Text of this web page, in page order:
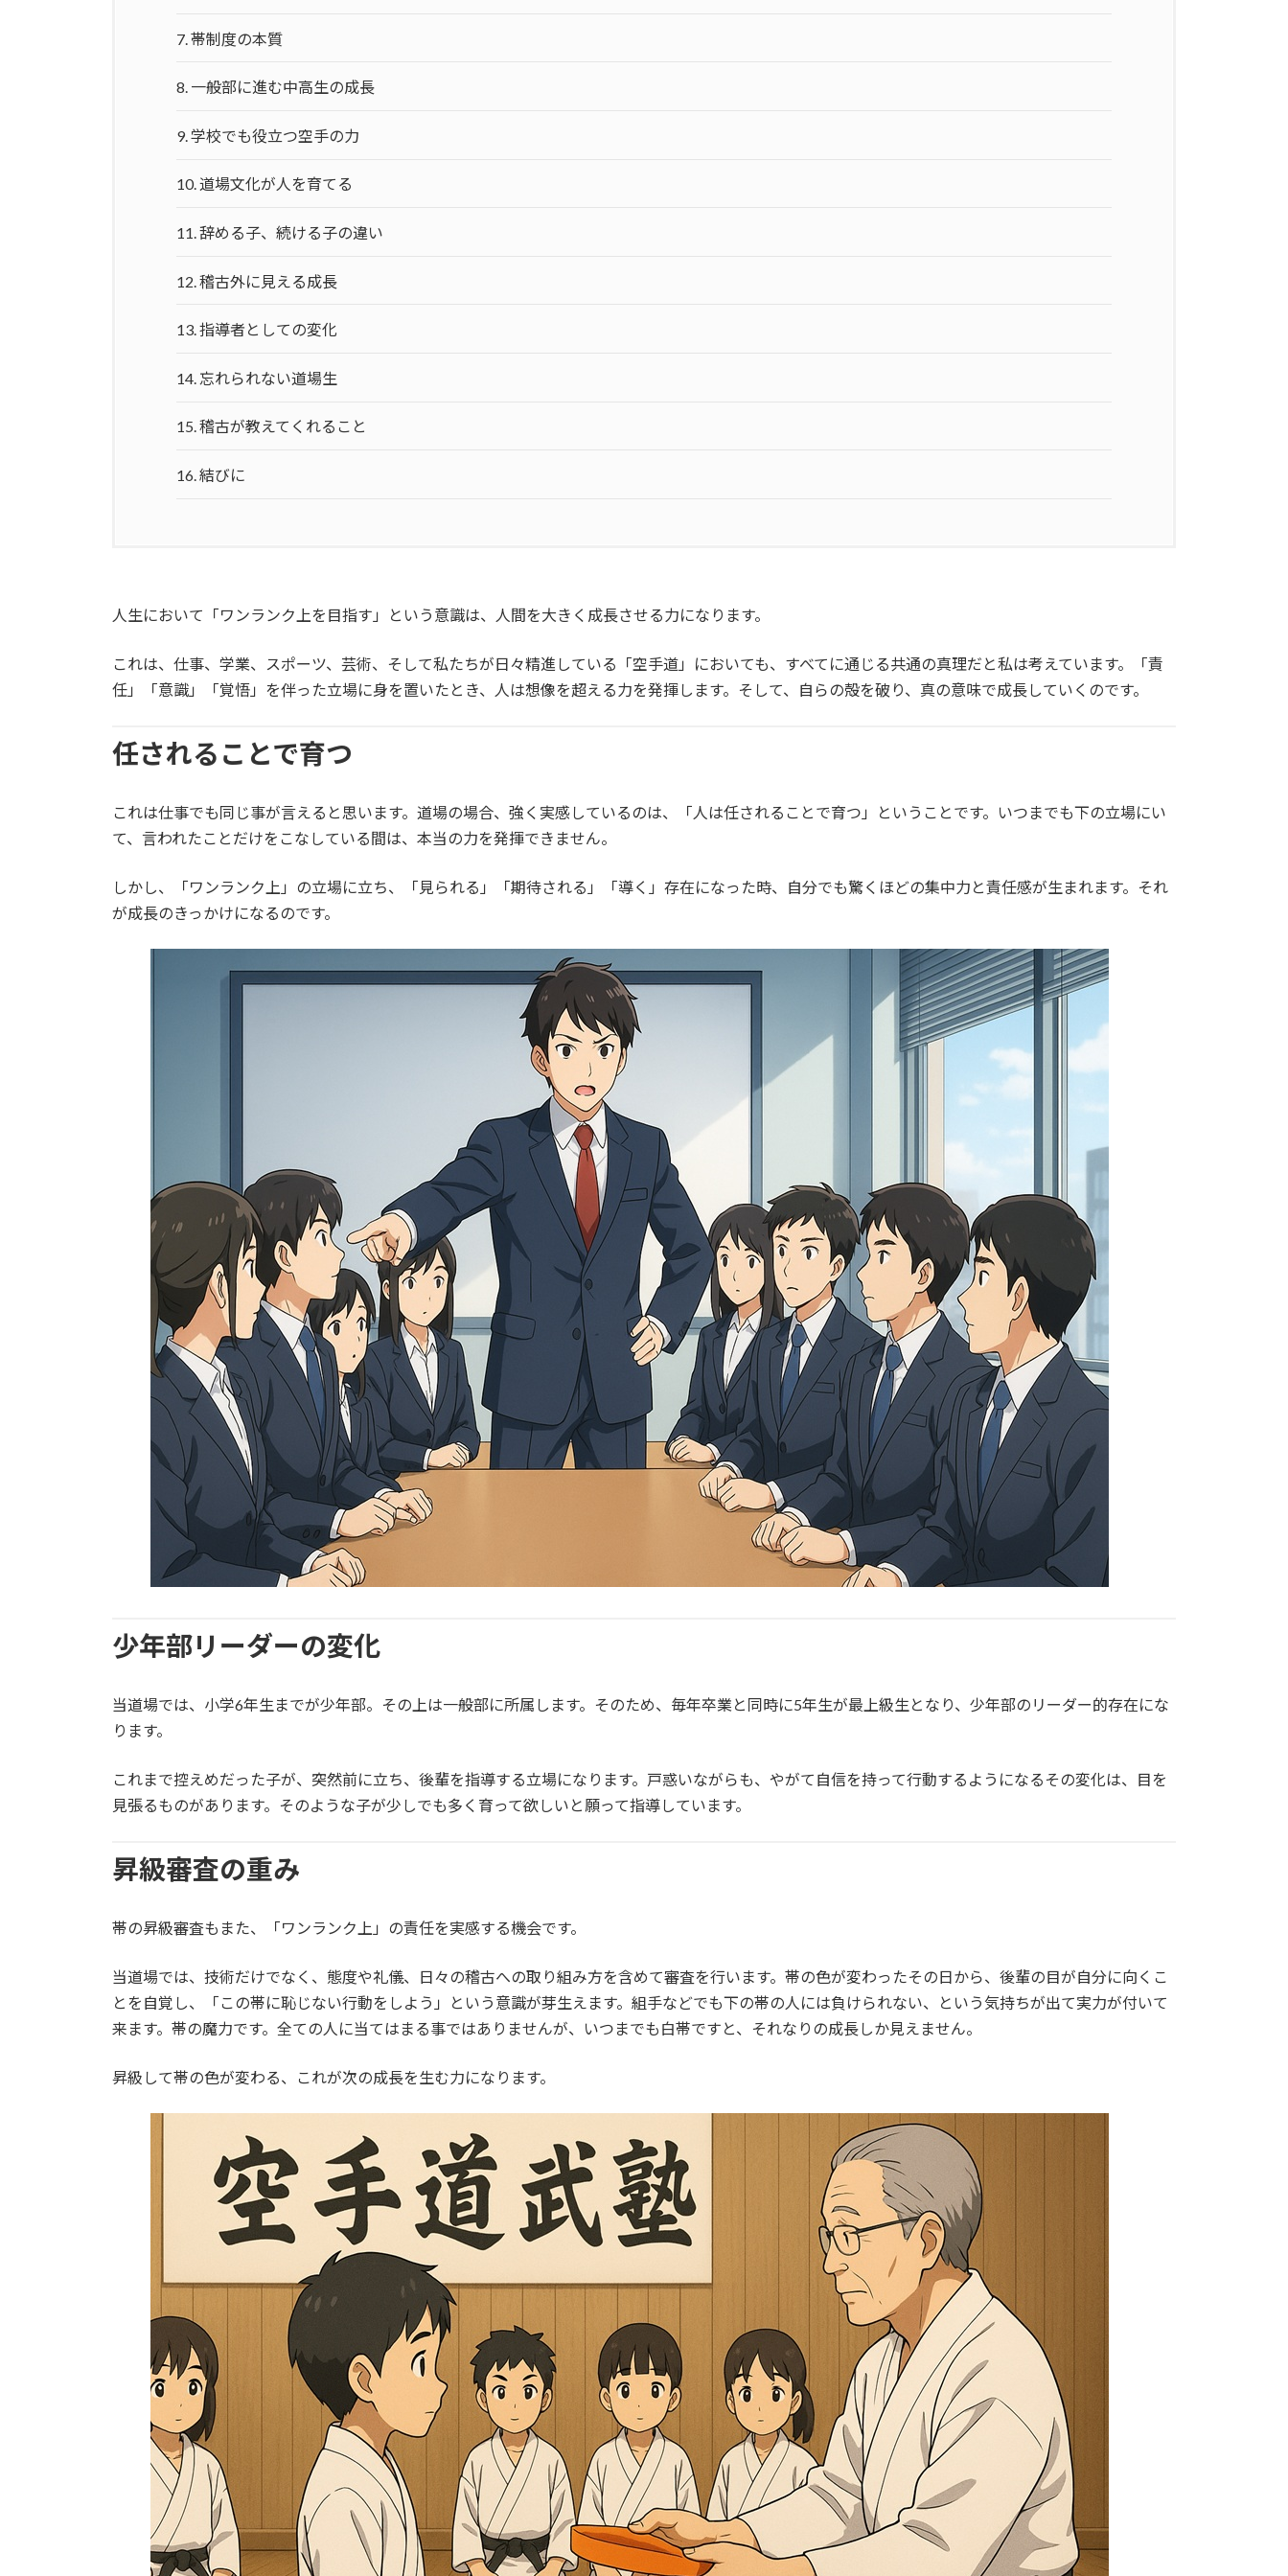
7. 帯制度の本質
8. 一般部に進む中高生の成長
9. 学校でも役立つ空手の力
10.道場文化が人を育てる
11.辞める子、続ける子の違い
12. 稽古外に見える成長
13.指導者としての変化
14. 忘れられない道場生
15.稽古が教えてくれること
16.結びに
人生において「ワンランク上を目指す」という意識は、人間を大きく成長させる力になります。
これは、仕事、学業、スポーツ、芸術、そして私たちが日々精進している「空手道」においても、すべてに通じる共通の真理だと私は考えています。「責
任」「意識」「覚悟」を伴った立場に身を置いたとき、人は想像を超える力を発揮します。そして、自らの殻を破り、真の意味で成長していくのです。
任されることで育つ
これは仕事でも同じ事が言えると思います。道場の場合、強く実感しているのは、「人は任されることで育つ」ということです。いつまでも下の立場にい
て、言われたことだけをこなしている間は、本当の力を発揮できません。
しかし、「ワンランク上」の立場に立ち、「見られる」「期待される」「導く」存在になった時、自分でも驚くほどの集中力と責任感が生まれます。それ
が成長のきっかけになるのです。
少年部リーダーの変化
当道場では、小学6年生までが少年部。その上は一般部に所属します。そのため、毎年卒業と同時に5年生が最上級生となり、少年部のリーダー的存在にな
ります。
これまで控えめだった子が、突然前に立ち、後輩を指導する立場になります。戸惑いながらも、やがて自信を持って行動するようになるその変化は、目を
見張るものがあります。そのような子が少しでも多く育って欲しいと願って指導しています。
昇級審査の重み
帯の昇級審査もまた、「ワンランク上」の責任を実感する機会です。
当道場では、技術だけでなく、態度や礼儀、日々の稽古への取り組み方を含めて審査を行います。帯の色が変わったその日から、後輩の目が自分に向くこ
とを自覚し、「この帯に恥じない行動をしよう」という意識が芽生えます。組手などでも下の帯の人には負けられない、という気持ちが出て実力が付いて
来ます。帯の魔力です。全ての人に当てはまる事ではありませんが、いつまでも白帯ですと、それなりの成長しか見えません。
昇級して帯の色が変わる、これが次の成長を生む力になります。